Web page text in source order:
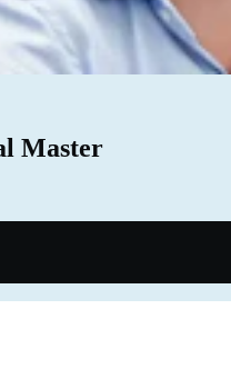
Master